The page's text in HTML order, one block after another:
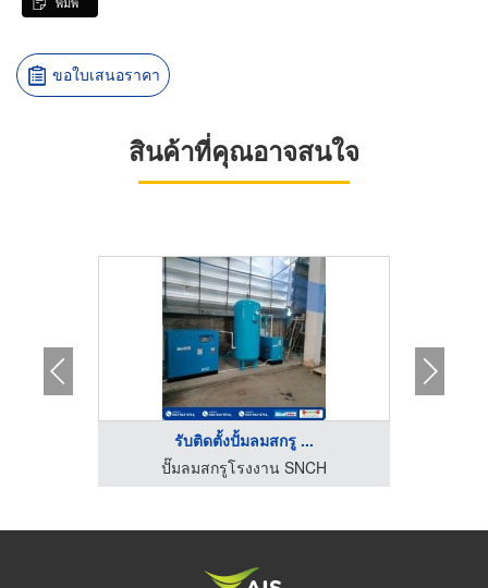
ขอใบเสนอราคา
สินค้าที่คุณอาจสนใจ
รับติดตั้งปั้มลมสกรู ...
ปั๊มลมสกรูโรงงาน SNCH